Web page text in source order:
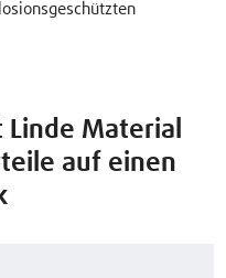
Linde Material
auf einen